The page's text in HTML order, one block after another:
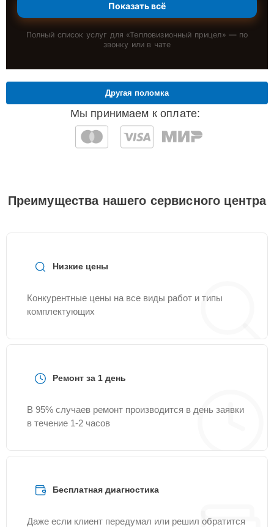
Показать всё
Полный список услуг для «Тепловизионный прицел» — по
звонку или в чате
Мы принимаем к оплате:
Другая поломка
Преимущества нашего сервисного центра
Низкие цены
Конкурентные цены на все виды работ и типы
комплектующих
Ремонт за 1 день
В 95% случаев ремонт производится в день заявки
в течение 1-2 часов
Бесплатная диагностика
Даже если клиент передумал или решил обратится